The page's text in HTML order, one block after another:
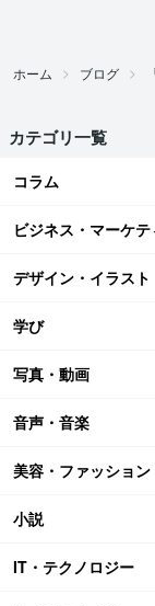
ホーム ブログ
カテゴリ一覧
コラム
ビジネス・マーケ
デザイン・イラスト
学び
写真・動画
音声・音楽
美容・ファッション
小説
IT・テクノロジー